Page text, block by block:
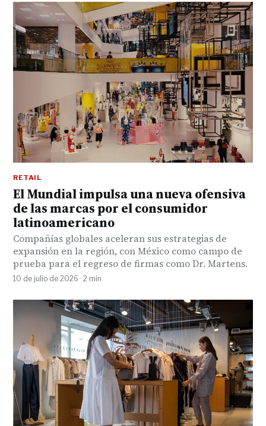
RETAIL
El Mundial impulsa una nueva ofensiva
de las marcas por el consumidor
latinoamericano
Compañías globales aceleran sus estrategias de
expansión en la región, con México como campo de
prueba para el regreso de firmas como Dr. Martens.
10 de julio de 2026 · 2 min